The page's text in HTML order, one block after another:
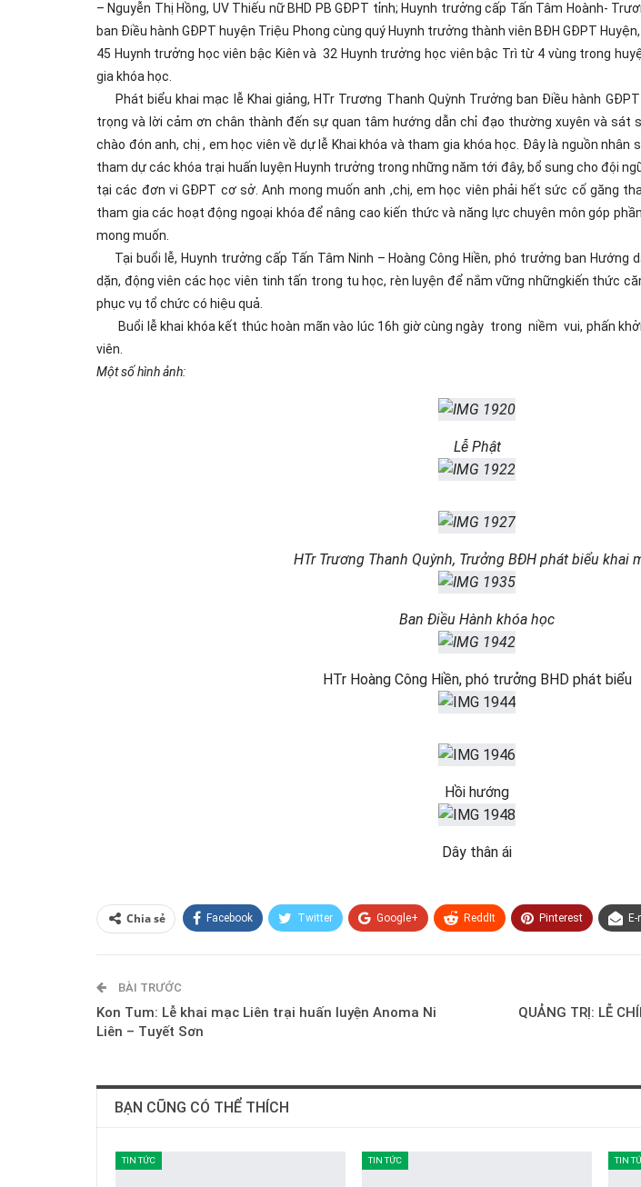
– Nguyễn Thị Hồng, UV Thiếu nữ BHD PB GĐPT tỉnh; Huynh trưởng cấp Tấn Tâm Hoành-
ban Điều hành GĐPT huyện Triệu Phong cùng quý Huynh trưởng thành viên BĐH GĐPT
45 Huynh trưởng học viên bậc Kiên và 32 Huynh trưởng học viên bậc Trì từ 4 vùng trong
gia khóa học.
Phát biểu khai mạc lễ Khai giảng, HTr Trương Thanh Quỳnh Trưởng ban Điều hành
trọng và lời cảm ơn chân thành đến sự quan tâm hướng dẫn chỉ đạo thường xuyên và sát
chào đón anh, chị , em học viên về dự lễ Khai khóa và tham gia khóa học. Đây là nguồn
tham dự các khóa trại huấn luyện Huynh trưởng trong những năm tới đây, bổ sung cho đội
tại các đơn vi GĐPT cơ sở. Anh mong muốn anh ,chị, em học viên phải hết sức cố găng
tham gia các hoạt động ngoại khóa để nâng cao kiến thức và năng lực chuyên môn góp
mong muốn.
Tại buổi lễ, Huynh trưởng cấp Tấn Tâm Ninh – Hoàng Công Hiền, phó trưởng ban Hướng
dặn, động viên các học viên tinh tấn trong tu học, rèn luyện để nắm vững nhữngkiến thức
phục vụ tổ chức có hiệu quả.
Buổi lễ khai khóa kết thúc hoàn mãn vào lúc 16h giờ cùng ngày trong niềm vui, phấn
viên.
Một số hình ảnh:
Lễ Phật
HTr Trương Thanh Quỳnh, Trưởng BĐH phát biểu khai
Ban Điều Hành khóa học
HTr Hoàng Công Hiền, phó trưởng BHD phát biểu
Hồi hướng
Dây thân ái
Chia sẻ Facebook Twitter Google+ ReddIt Pinterest E-
BÀI TRƯỚC
Kon Tum: Lễ khai mạc Liên trại huấn luyện Anoma Ni
Liên – Tuyết Sơn
QUẢNG TRỊ: LỄ
BẠN CŨNG CÓ THỂ THÍCH
TIN TỨC TIN TỨC TIN